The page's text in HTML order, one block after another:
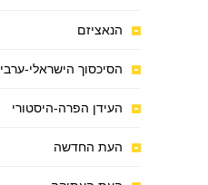
הנאציזם
הסיכסוך הישראלי-ערבי
העידן הפרה-היסטורי
העת החדשה